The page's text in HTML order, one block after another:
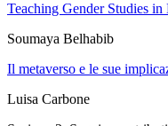
Teaching Gender Studies
Soumaya Belhabib
Il metaverso e le sue
Luisa Carbone